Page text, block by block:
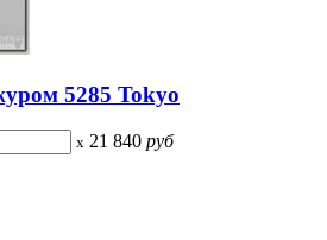
5285 Tokyo
x 21 840 руб